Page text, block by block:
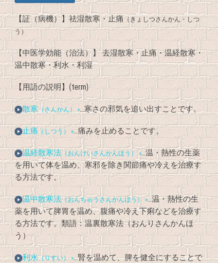
【証（病機）】祛湿散寒・止痛（きょしつさんかん・しつ
う）
【中医学効能（治法）】 去湿散寒・止痛・温経散寒・
温中散寒・利水・利湿
【用語の説明】(term)
散寒（さんかん） »…寒さの邪気を追い出すことです。
止痛 （しつう） »…痛みを止めることです。
温経散寒法（おんけいさんかんほう） »…温・熱性の生薬
を用いて体を温め、寒邪を除き関節痛や冷えを治療す
る方法です。
温中散寒法（おんちゅうさんかんほう） »…温・熱性の生
薬を用いて脾胃を温め、腹痛や冷え下痢などを治療す
る方法です。類語：温裏散寒法（おんりさんかんほ
う）
利水（りすい） »…腎を温めて、脾を健全にすることで